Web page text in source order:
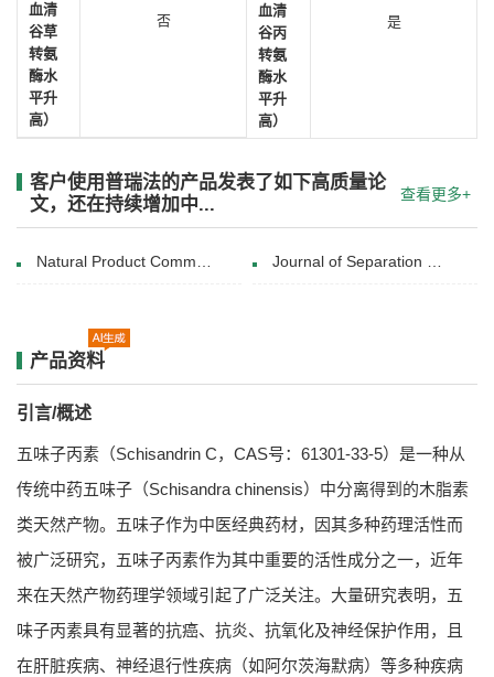
血清
谷草
转氨
酶水
平升
高）
否
血清
谷丙
转氨
酶水
平升
高）
是
客户使用普瑞法的产品发表了如下高质量论
文，还在持续增加中...
查看更多+
Natural Product Communications(July 21, 2020) Journal of Separation Science(22 January 2019)
产品资料
引言/概述
五味子丙素（Schisandrin C，CAS号：61301-33-5）是一种从
传统中药五味子（Schisandra chinensis）中分离得到的木脂素
类天然产物。五味子作为中医经典药材，因其多种药理活性而
被广泛研究，五味子丙素作为其中重要的活性成分之一，近年
来在天然产物药理学领域引起了广泛关注。大量研究表明，五
味子丙素具有显著的抗癌、抗炎、抗氧化及神经保护作用，且
在肝脏疾病、神经退行性疾病（如阿尔茨海默病）等多种疾病